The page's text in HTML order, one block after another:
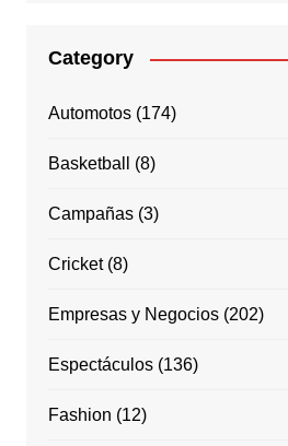
Category
Automotos(174)
Basketball (8)
Campañas(3)
Cricket(8)
Empresas y Negocios(202)
Espectáculos(136)
Fashion (12)